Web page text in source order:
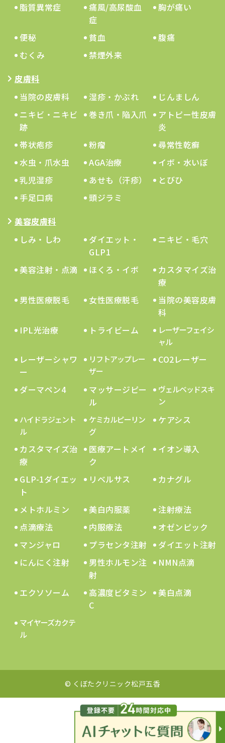
脂質異常症
痛風/高尿酸血
症
胸が痛い
便秘 貧血
腹痛
むくみ
禁煙外来
皮膚科
当院の皮膚科
湿疹・かぶれ
じんましん
ニキビ・ニキビ
跡
巻き爪・陥入爪
アトピー性皮膚
炎
帯状疱疹
粉瘤
尋常性乾癬
水虫・爪水虫
AGA治療
イボ・水いぼ
乳児湿疹
あせも（汗疹）
とびひ
手足口病
頭ジラミ
美容皮膚科
しみ・しわ
ダイエット・
GLP1
ニキビ・毛穴
美容注射・点滴 ほくろ・イボ
カスタマイズ治
療
男性医療脱毛
女性医療脱毛
当院の美容皮膚
科
IPL光治療
トライビーム
レーザーフェイシ
ャル
レーザーシャワ
ー
リフトアップレー
ザー
CO2レーザー
ダーマペン4
マッサージピー
ル
ヴェルベッドスキ
ン
ハイドラジェント
ル
ケミカルピーリン
グ
ケアシス
カスタマイズ治
療
医療アートメイ
ク
イオン導入
GLP-1ダイエッ
ト
リベルサス カナグル
メトホルミン 美白内服薬
注射療法
点滴療法
内服療法
オゼンピック
マンジャロ
プラセンタ注射
ダイエット注射
にんにく注射
男性ホルモン注
射
NMN点滴
エクソソーム
高濃度ビタミン
C
美白点滴
マイヤーズカクテ
ル
© くぼたクリニック松戸五香